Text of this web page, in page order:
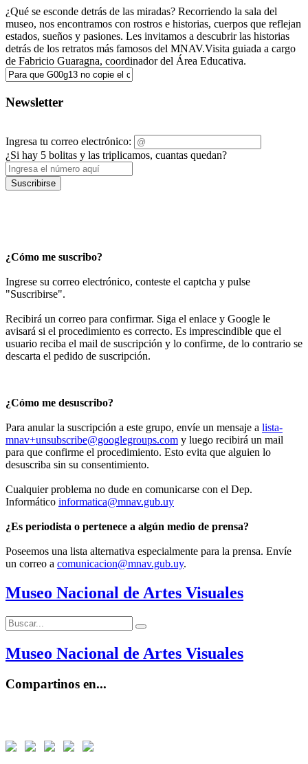
¿Qué se esconde detrás de las miradas? Recorriendo la sala del
museo, nos encontramos con rostros e historias, cuerpos que reflejan
estados, sueños y pasiones. Les invitamos a descubrir las historias
detrás de los retratos más famosos del MNAV.Visita guiada a cargo
de Fabricio Guaragna, coordinador del Área Educativa.
Newsletter
Ingresa tu correo electrónico:
¿Si hay 5 bolitas y las triplicamos, cuantas quedan?
Suscribirse
¿Cómo me suscribo?
Ingrese su correo electrónico, conteste el captcha y pulse
"Suscribirse".
Recibirá un correo para confirmar. Siga el enlace y Google le
avisará si el procedimiento es correcto. Es imprescindible que el
usuario reciba el mail de suscripción y lo confirme, de lo contrario se
descarta el pedido de suscripción.
¿Cómo me desuscribo?
Para anular la suscripción a este grupo, envíe un mensaje a lista-
mnav+unsubscribe@googlegroups.com y luego recibirá un mail
para que confirme el procedimiento. Esto evita que alguien lo
desuscriba sin su consentimiento.
Cualquier problema no dude en comunicarse con el Dep.
Informático informatica@mnav.gub.uy
¿Es periodista o pertenece a algún medio de prensa?
Poseemos una lista alternativa especialmente para la prensa. Envíe
un correo a comunicacion@mnav.gub.uy.
Museo Nacional de Artes Visuales
Buscar:
Buscar
Museo Nacional de Artes Visuales
Compartinos en...